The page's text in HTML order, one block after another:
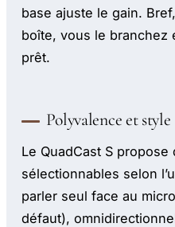
base ajuste le gain.
boîte, vous le branchez
prêt.
Polyvalence et style
Le QuadCast S
sélectionnables selon
parler seul face au
défaut),